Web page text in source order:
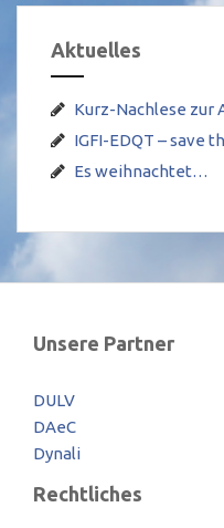
Aktuelles
Kurz-Nachlese zur
IGFI-EDQT – save
Es weihnachtet…
Unsere Partner
DULV
DAeC
Dynali
Rechtliches